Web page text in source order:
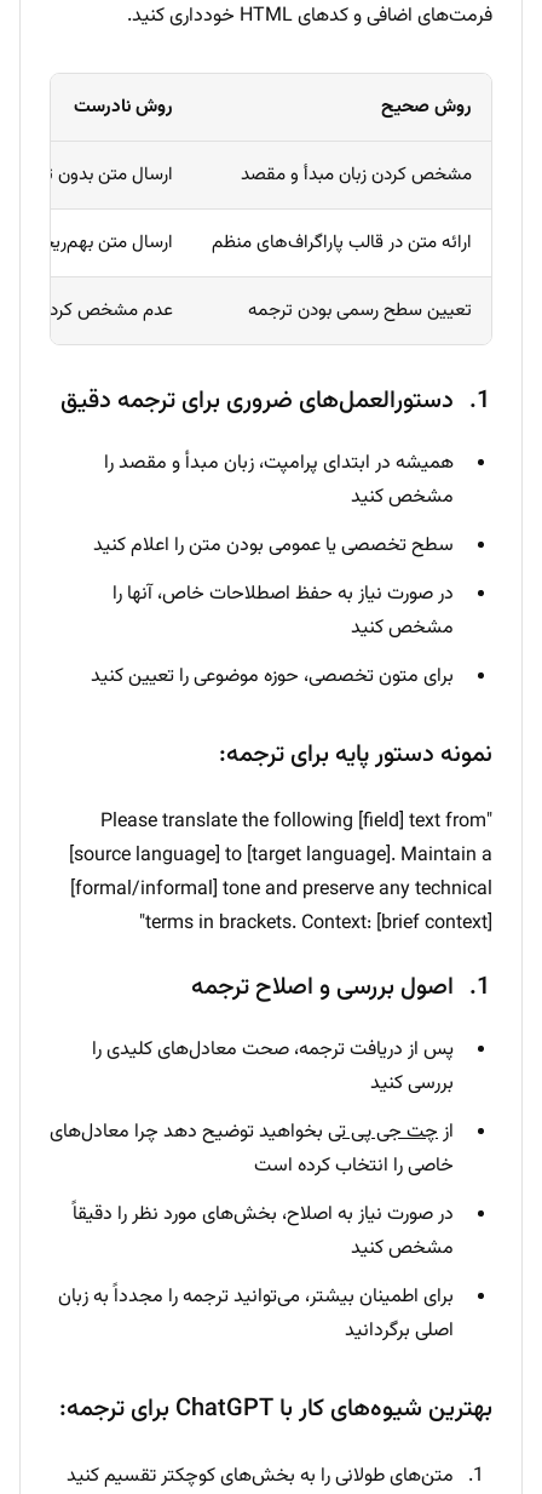
فرمت‌های اضافی و کدهای HTML خودداری کنید.
روش صحیح روش نادرست
مشخص کردن زبان مبدأ و مقصد ارسال متن بدون تعیین
ارائه متن در قالب پاراگراف‌های منظم ارسال متن بهم‌ریخته و
تعیین سطح رسمی بودن ترجمه عدم مشخص کردن لحن
دستورالعمل‌های ضروری برای ترجمه دقیق
همیشه در ابتدای پرامپت، زبان مبدأ و مقصد را
مشخص کنید
سطح تخصصی یا عمومی بودن متن را اعلام کنید
در صورت نیاز به حفظ اصطلاحات خاص، آنها را
مشخص کنید
برای متون تخصصی، حوزه موضوعی را تعیین کنید
نمونه دستور پایه برای ترجمه:
"Please translate the following [field] text from
[source language] to [target language]. Maintain a
[formal/informal] tone and preserve any technical
terms in brackets. Context: [brief context]"
اصول بررسی و اصلاح ترجمه
پس از دریافت ترجمه، صحت معادل‌های کلیدی را
بررسی کنید
ازچت جی پی تی بخواهید توضیح دهد چرا معادل‌های
خاصی را انتخاب کرده است
در صورت نیاز به اصلاح، بخش‌های مورد نظر را دقیقاً
مشخص کنید
برای اطمینان بیشتر، می‌توانید ترجمه را مجدداً به زبان
اصلی برگردانید
بهترین شیوه‌های کار با ChatGPT برای ترجمه:
متن‌های طولانی را به بخش‌های کوچکتر تقسیم کنید